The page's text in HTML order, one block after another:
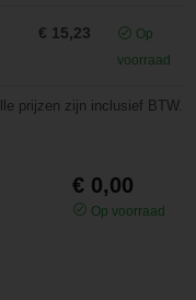
€ 15,23
Op
voorraad
prijzen zijn inclusief BTW.
€ 0,00
Op voorraad